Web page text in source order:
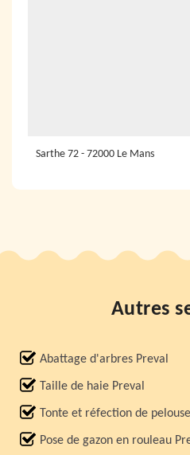
Sarthe 72 - 72000 Le Mans
Autres
Abattage d'arbres Preval
Taille de haie Preval
Tonte et réfection de
Pose de gazon en rouleau